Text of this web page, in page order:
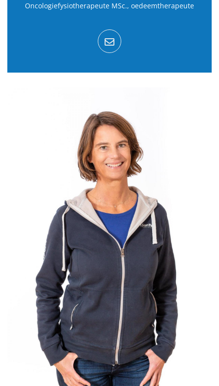
Oncologiefysiotherapeute MSc., oedeemtherapeute